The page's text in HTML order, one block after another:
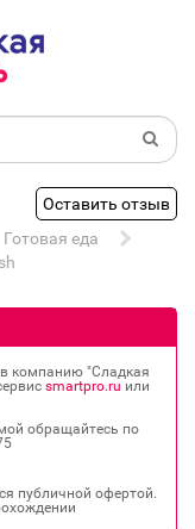
Оставить отзыв
Готовая еда
компанию "Сладкая
smartpro.ru или
обращайтесь по
публичной офертой.